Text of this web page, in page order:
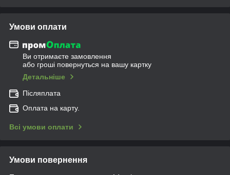
Умови оплати
Ви отримаєте замовлення
або гроші повернуться на вашу картку
Детальніше
Післяплата
Оплата на карту.
Всі умови оплати
Умови повернення